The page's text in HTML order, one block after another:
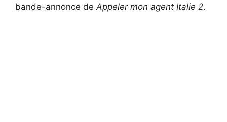
bande-annonce deAppeler mon agent Italie 2.